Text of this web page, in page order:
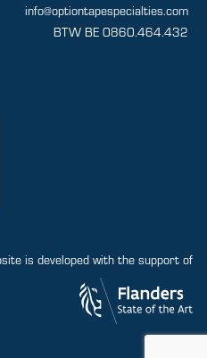
info@optiontapespecialties.com
BTW BE 0860.464.432
is developed with the support of